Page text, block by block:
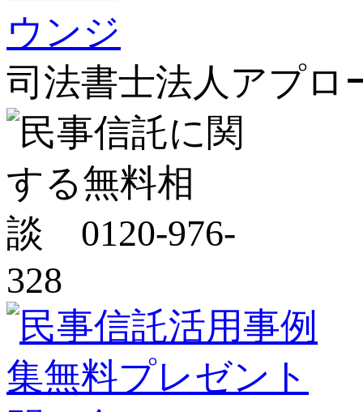
司法書士法人アプロ